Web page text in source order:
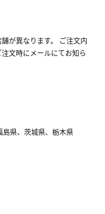
が異なります。 ご注文内
文時にメールにてお知ら
県、茨城県、栃木県